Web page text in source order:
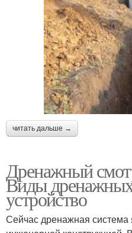
читать дальше →
Дренажный
Виды
устройство
Сейчас дренажная система